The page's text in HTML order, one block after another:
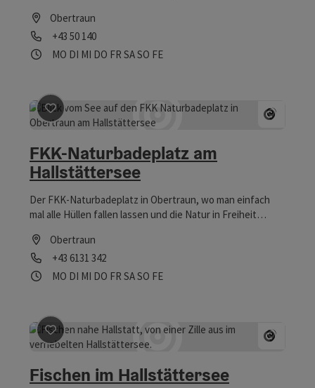
Obertraun
Telefon
+43 50 140
Öffnungszeiten
MO Montag geöffnet
DI Dienstag geöffnet
MI Mittwoch geöffnet
DO Donnerstag geöffnet
FR Freitag geöffnet
SASamstag geöffnet
SO Sonntag geöffnet
FEFeiertag geöffnet
Beitrag merken: FKK-Naturbadeplatz am
FKK-Naturbadeplatz am
Hallstättersee
Der FKK-Naturbadeplatz in Obertraun, wo man einfach
mal alle Hüllen fallen lassen und die Natur in Freiheit
Obertraun
Telefon
+43 6131 342
Öffnungszeiten
MO Montag geöffnet
DI Dienstag geöffnet
MI Mittwoch geöffnet
DO Donnerstag geöffnet
FR Freitag geöffnet
SASamstag geöffnet
SO Sonntag geöffnet
FEFeiertag geöffnet
Beitrag merken: Fischen im Hallstättersee
Fischen im Hallstättersee